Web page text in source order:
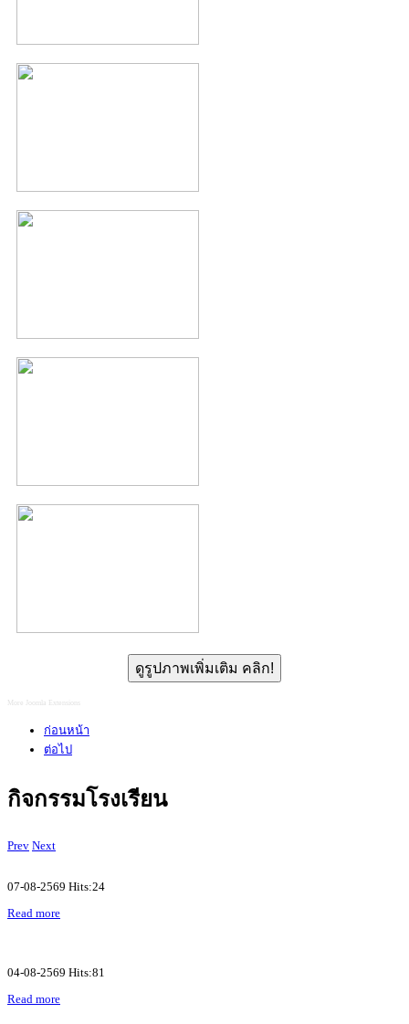
ดูรูปภาพเพิ่มเติม คลิก!
More Joomla Extensions
ก่อนหน้า
ต่อไป
กิจกรรมโรงเรียน
Prev Next
07-08-2569 Hits:24
Read more
04-08-2569 Hits:81
Read more